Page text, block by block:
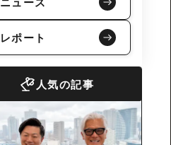
レポート
人気の記事